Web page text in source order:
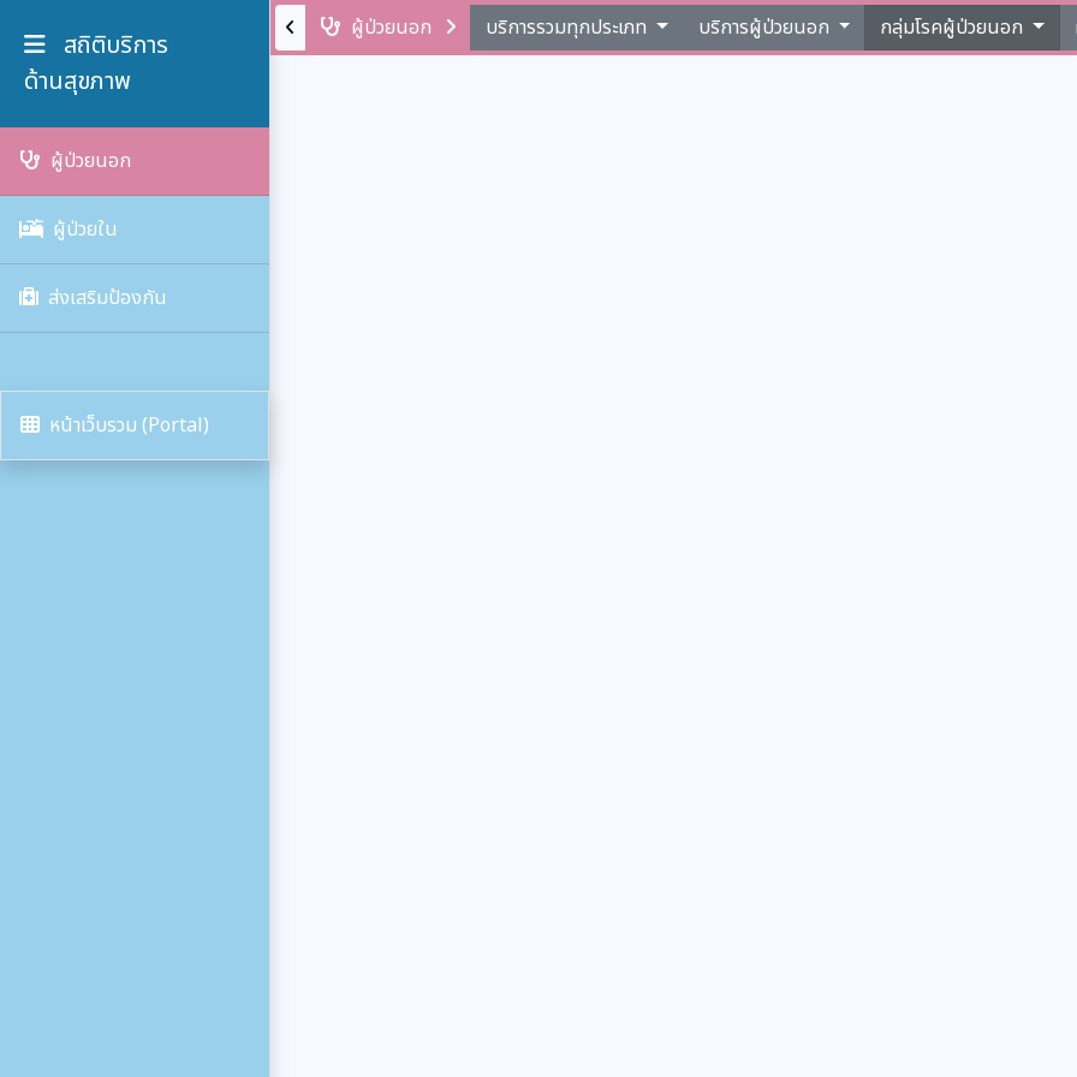
สถิติบริการ
ด้านสุขภาพ
ผู้ป่วยนอก
ผู้ป่วยใน
ส่งเสริมป้องกัน
หน้าเว็บรวม (Portal)
ผู้ป่วยนอก บริการรวมทุกประเภท บริการผู้ป่วยนอก กลุ่มโรคผู้ป่วยนอก